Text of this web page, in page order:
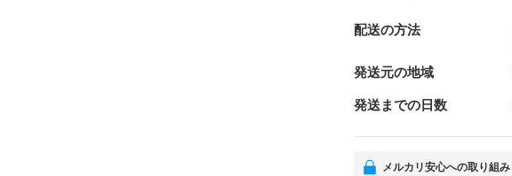
配送の方法
発送元の地域
発送までの日数
メルカリ安心への取り組み